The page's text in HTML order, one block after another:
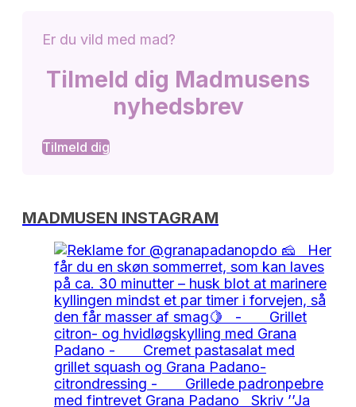
Er du vild med mad?
Tilmeld dig Madmusens
nyhedsbrev
Tilmeld dig
MADMUSEN INSTAGRAM